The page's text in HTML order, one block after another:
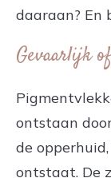
daaraan? En
Gevaarlijk
ontstaan
de
ontstaat. De